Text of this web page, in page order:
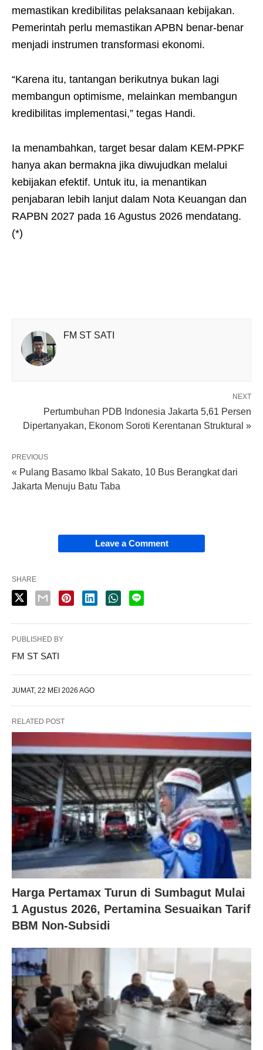
memastikan kredibilitas pelaksanaan kebijakan.
Pemerintah perlu memastikan APBN benar-benar
menjadi instrumen transformasi ekonomi.
“Karena itu, tantangan berikutnya bukan lagi
membangun optimisme, melainkan membangun
kredibilitas implementasi,” tegas Handi.
Ia menambahkan, target besar dalam KEM-PPKF
hanya akan bermakna jika diwujudkan melalui
kebijakan efektif. Untuk itu, ia menantikan
penjabaran lebih lanjut dalam Nota Keuangan dan
RAPBN 2027 pada 16 Agustus 2026 mendatang.
(*)
FM ST SATI
NEXT
Pertumbuhan PDB Indonesia Jakarta 5,61 Persen
Dipertanyakan, Ekonom Soroti Kerentanan Struktural »
PREVIOUS
« Pulang Basamo Ikbal Sakato, 10 Bus Berangkat dari
Jakarta Menuju Batu Taba
Leave a Comment
SHARE
PUBLISHED BY
FM ST SATI
JUMAT, 22 MEI 2026 AGO
RELATED POST
Harga Pertamax Turun di Sumbagut Mulai
1 Agustus 2026, Pertamina Sesuaikan Tarif
BBM Non-Subsidi